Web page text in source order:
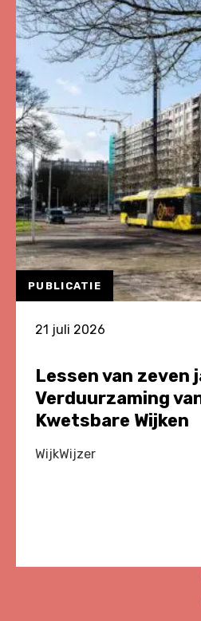
over
Herziene
Onderzoeksagenda
Leefbaarheid
en
Veiligheid
2026
PUBLICATIE
21 juli 2026
Lessen van zeven
Verduurzaming
Kwetsbare Wijken
WijkWijzer